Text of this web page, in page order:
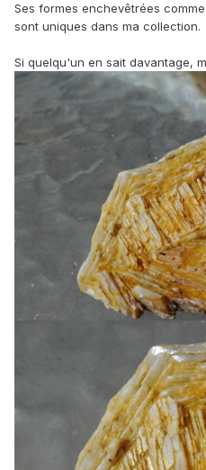
Ses formes enchevêtrées
sont uniques dans ma collection.
Si quelqu'un en sait davantage,